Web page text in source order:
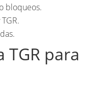
bloqueos.
TGR para